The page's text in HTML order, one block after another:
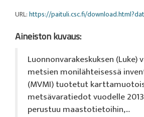
URL:https://paituli.csc.fi/
Aineiston kuvaus:
Luonnonvarakeskuksen (Luke)
metsien monilähteisessä
(MVMI) tuotetut
metsävaratiedot vuodelle
perustuu maastotietoihin,...